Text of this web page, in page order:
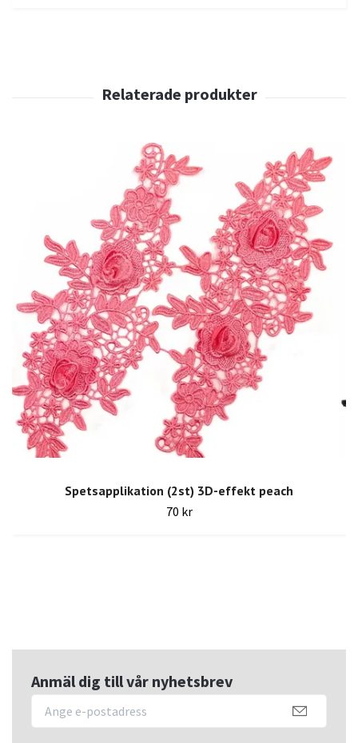
Spetsapplikation (2st) 3D-effekt peach
70 kr
Anmäl dig till vår nyhetsbrev